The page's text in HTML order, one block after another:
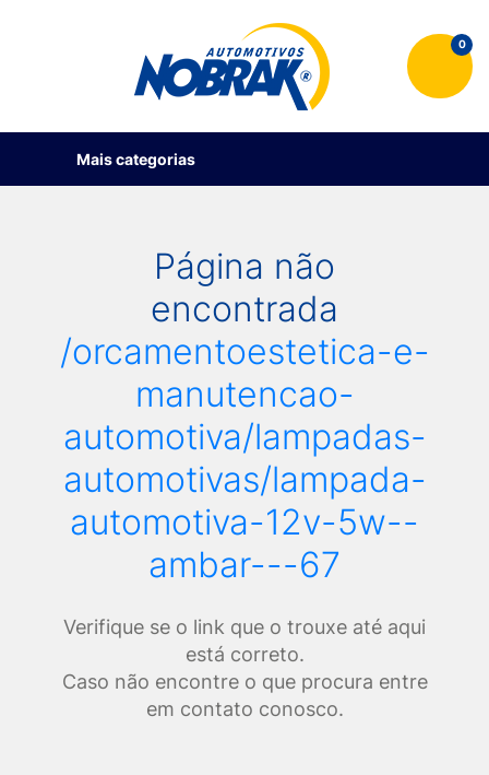
0
Mais categorias
Página não
encontrada
/orcamentoestetica-e-
manutencao-
automotiva/lampadas-
automotivas/lampada-
automotiva-12v-5w--
ambar---67
Verifique se o link que o trouxe até aqui
está correto.
Caso não encontre o que procura entre
em contato conosco.